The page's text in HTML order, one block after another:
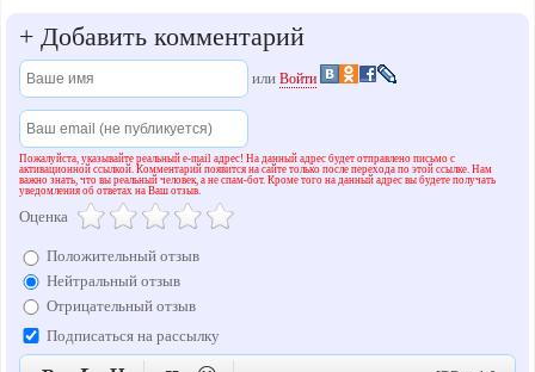
+ Добавить комментарий
илиВойти
Пожалуйста, указывайте реальный e-mail адрес! На данный адрес будет отправлено письмо с
активационной ссылкой. Комментарий появится на сайте только после перехода по этой ссылке. Нам
важно знать, что вы реальный человек, а не спам-бот. Кроме того на данный адрес вы будете получать
уведомления об ответах на Ваш отзыв.
Оценка
Положительный отзыв
Нейтральный отзыв
Отрицательный отзыв
Подписаться на рассылку